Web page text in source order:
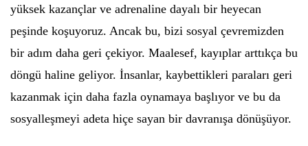
yüksek kazançlar ve adrenaline dayalı bir heyecan
peşinde koşuyoruz. Ancak bu, bizi sosyal çevremizden
bir adım daha geri çekiyor. Maalesef, kayıplar arttıkça bu
döngü haline geliyor. İnsanlar, kaybettikleri paraları geri
kazanmak için daha fazla oynamaya başlıyor ve bu da
sosyalleşmeyi adeta hiçe sayan bir davranışa dönüşüyor.